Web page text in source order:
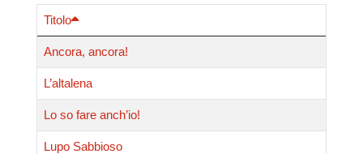
Titolo
Ancora, ancora!
L’altalena
Lo so fare anch’io!
Lupo Sabbioso